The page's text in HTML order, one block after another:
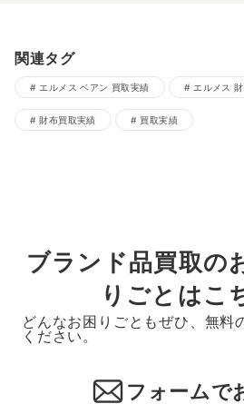
関連タグ
エルメス ベアン 買取実績 エルメス
財布買取実績 買取実績
ブランド品買取の
りごとはこ
どんなお困りごともぜひ、無料
ください。
フォームで